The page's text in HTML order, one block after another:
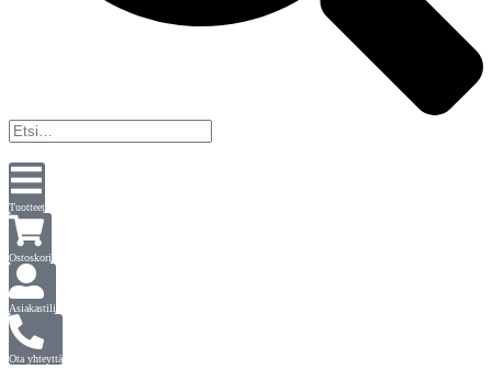
Tuotteet
Ostoskori
Asiakastili
Ota yhteyttä